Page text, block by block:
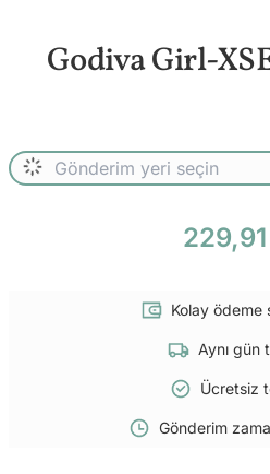
Godiva Girl-
Kolay ödeme
Aynı gün
Ücretsiz
Gönderim